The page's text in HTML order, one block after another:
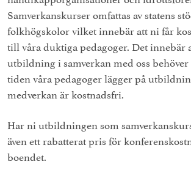
Samverkanskurser omfattas av statens
folkhögskolor vilket innebär att ni får
till våra duktiga pedagoger. Det innebär
utbildning i samverkan med oss
tiden våra pedagoger lägger på
medverkan är kostnadsfri.
Har ni utbildningen som
även ett rabatterat pris för
boendet.